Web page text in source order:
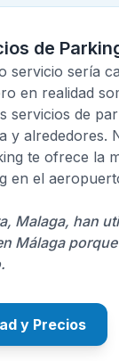
de
servicio sería
en realidad
servicios de
y alrededores.
te ofrece la
en el
Malaga, han
Málaga
y Precios